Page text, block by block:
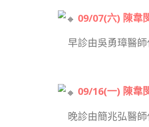
09/07(六) 陳韋
早診由吳勇璋醫師
09/16(一) 陳韋
晚診由簡兆弘醫師